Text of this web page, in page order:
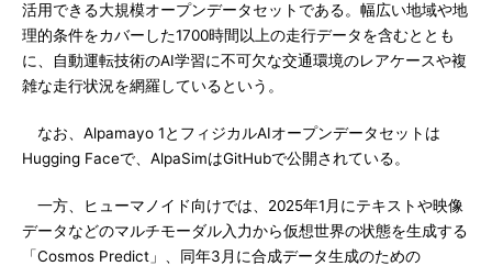
活用できる大規模オープンデータセットである。幅広い地域や地
理的条件をカバーした1700時間以上の走行データを含むととも
に、自動運転技術のAI学習に不可欠な交通環境のレアケースや複
雑な走行状況を網羅しているという。
なお、Alpamayo 1とフィジカルAIオープンデータセットは
Hugging Faceで、AlpaSimはGitHubで公開されている。
一方、ヒューマノイド向けでは、2025年1月にテキストや映像
データなどのマルチモーダル入力から仮想世界の状態を生成する
「Cosmos Predict」、同年3月に合成データ生成のための